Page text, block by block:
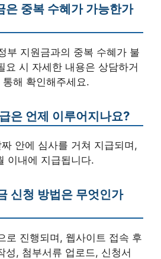
은 중복 수혜가 가능한가
부 지원금과의 중복 수혜가 불
요 시 자세한 내용은 상담하거
해 확인해주세요.
은 언제 이루어지나요?
안에 심사를 거쳐 지급되며,
이내에 지급됩니다.
신청 방법은 무엇인가
로 진행되며, 웹사이트 접속 후
성, 첨부서류 업로드, 신청서